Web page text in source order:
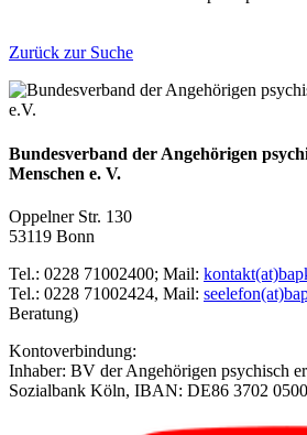
Zurück zur Suche
Bundesverband der Angehörigen
Menschen e. V.
Oppelner Str. 130
53119 Bonn
Tel.: 0228 71002400; Mail:
Tel.: 0228 71002424, Mail:
Beratung)
Kontoverbindung:
Inhaber: BV der Angehörigen psychisch
Sozialbank Köln, IBAN: DE86 3702